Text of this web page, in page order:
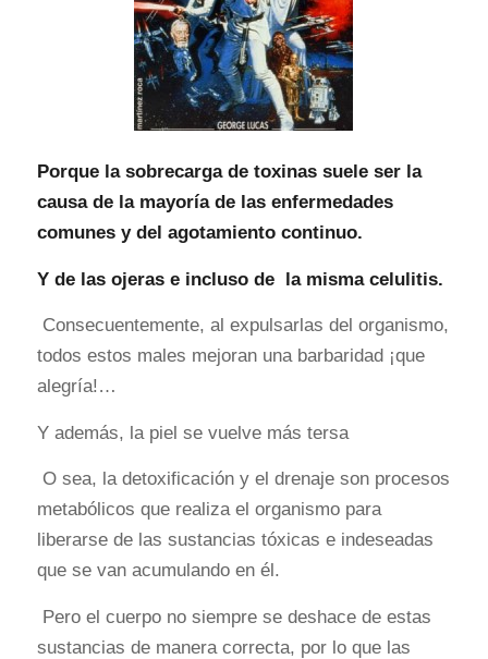
Porque la sobrecarga de toxinas suele ser la
causa de la mayoría de las enfermedades
comunes y del agotamiento continuo.
Y de las ojeras e incluso de la misma celulitis.
Consecuentemente, al expulsarlas del organismo,
todos estos males mejoran una barbaridad ¡que
alegría!…
Y además, la piel se vuelve más tersa
O sea, la detoxificación y el drenaje son procesos
metabólicos que realiza el organismo para
liberarse de las sustancias tóxicas e indeseadas
que se van acumulando en él.
Pero el cuerpo no siempre se deshace de estas
sustancias de manera correcta, por lo que las